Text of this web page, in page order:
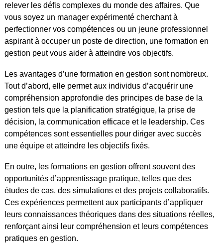
relever les défis complexes du monde des affaires. Que
vous soyez un manager expérimenté cherchant à
perfectionner vos compétences ou un jeune professionnel
aspirant à occuper un poste de direction, une formation en
gestion peut vous aider à atteindre vos objectifs.
Les avantages d’une formation en gestion sont nombreux.
Tout d’abord, elle permet aux individus d’acquérir une
compréhension approfondie des principes de base de la
gestion tels que la planification stratégique, la prise de
décision, la communication efficace et le leadership. Ces
compétences sont essentielles pour diriger avec succès
une équipe et atteindre les objectifs fixés.
En outre, les formations en gestion offrent souvent des
opportunités d’apprentissage pratique, telles que des
études de cas, des simulations et des projets collaboratifs.
Ces expériences permettent aux participants d’appliquer
leurs connaissances théoriques dans des situations réelles,
renforçant ainsi leur compréhension et leurs compétences
pratiques en gestion.